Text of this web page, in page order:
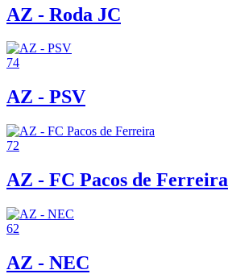
AZ - Roda JC
74
AZ - PSV
72
AZ - FC Pacos de Ferreira
62
AZ - NEC